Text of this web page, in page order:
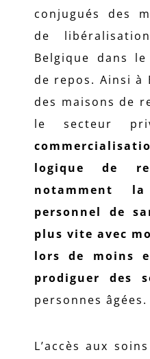
conjugués des
de
Belgique dans
de repos. Ainsi à
des maisons de
le secteur
logique de
notamment
personnel de
plus vite avec
lors de moins
prodiguer des
personnes âgées.
L’accès aux